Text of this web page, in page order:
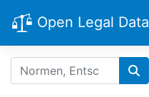
Open Legal Data